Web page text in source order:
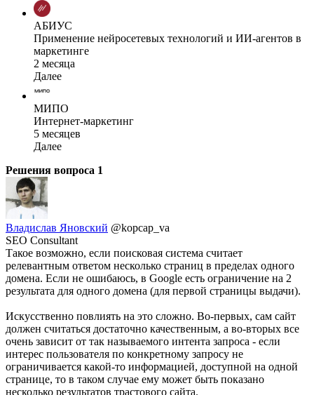
АБИУС
Применение нейросетевых технологий и ИИ-агентов в
маркетинге
2 месяца
Далее
МИПО
Интернет-маркетинг
5 месяцев
Далее
Решения вопроса 1
Владислав Яновский @kopcap_va
SEO Consultant
Такое возможно, если поисковая система считает
релевантным ответом несколько страниц в пределах одного
домена. Если не ошибаюсь, в Google есть ограничение на 2
результата для одного домена (для первой страницы выдачи).
Искусственно повлиять на это сложно. Во-первых, сам сайт
должен считаться достаточно качественным, а во-вторых все
очень зависит от так называемого интента запроса - если
интерес пользователя по конкретному запросу не
ограничивается какой-то информацией, доступной на одной
странице, то в таком случае ему может быть показано
несколько результатов трастового сайта.